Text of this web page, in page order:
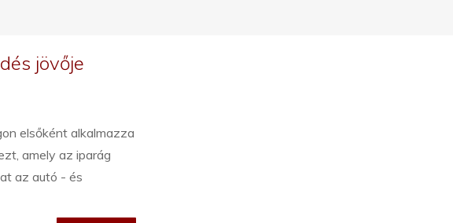
jövője
elsőként alkalmazza
amely az iparág
az autó - és